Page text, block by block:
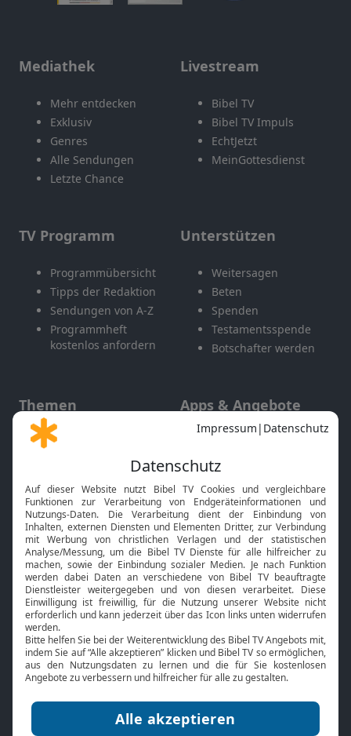
Mediathek
Mehr entdecken
Exklusiv
Genres
Alle Sendungen
Letzte Chance
Livestream
Bibel TV
Bibel TV Impuls
EchtJetzt
MeinGottesdienst
TV Programm
Programmübersicht
Tipps der Redaktion
Sendungen von A-Z
Programmheft
kostenlos anfordern
Unterstützen
Weitersagen
Beten
Spenden
Testamentsspende
Botschafter werden
Themen
Gott und Bibel erklärt
Neuigkeiten
Apps & Angebote
Mobile App
Smart TV
HbbTV
Bibelthek Online-Bibel
Nächster Gottesdienst
Bibel TV
Über uns
Jobs
Mediadaten
Service
Kontakt
TV-Empfang